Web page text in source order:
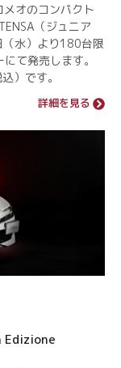
オのコンパクト
（ジュニア
水）より180台限
て発売します。
）です。
詳細を見る
Edizione